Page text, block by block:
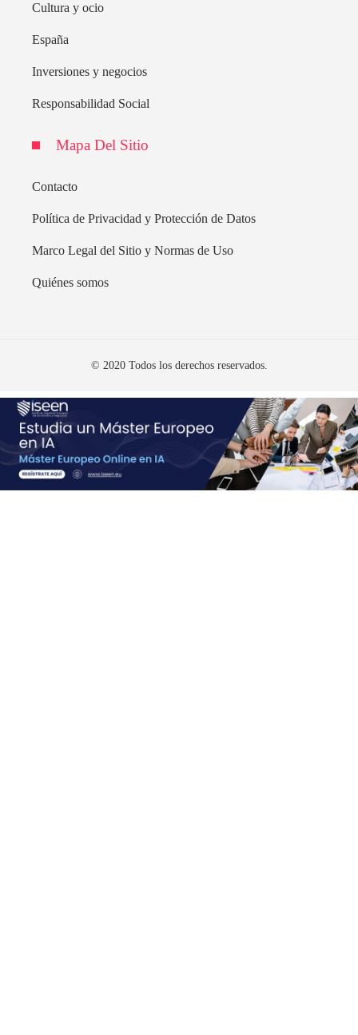
Cultura y ocio
España
Inversiones y negocios
Responsabilidad Social
Mapa Del Sitio
Contacto
Política de Privacidad y Protección de Datos
Marco Legal del Sitio y Normas de Uso
Quiénes somos
© 2020 Todos los derechos reservados.